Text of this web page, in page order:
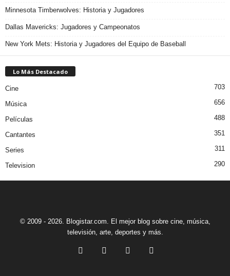
Minnesota Timberwolves: Historia y Jugadores
Dallas Mavericks: Jugadores y Campeonatos
New York Mets: Historia y Jugadores del Equipo de Baseball
Lo Más Destacado
Cine 703
Música 656
Películas 488
Cantantes 351
Series 311
Television 290
© 2009 - 2026. Blogistar.com. El mejor blog sobre cine, música,
televisión, arte, deportes y más.